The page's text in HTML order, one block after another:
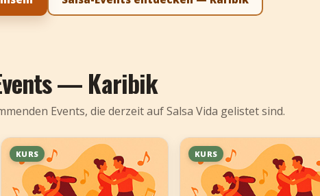
— Karibik
Events, die derzeit auf Salsa Vida gelistet sind.
KURS KURS